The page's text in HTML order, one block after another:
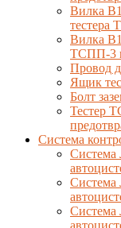
Вилка
Вилка
ТСПП-3
Провод
Ящик
Болт
Тестер
Cистема